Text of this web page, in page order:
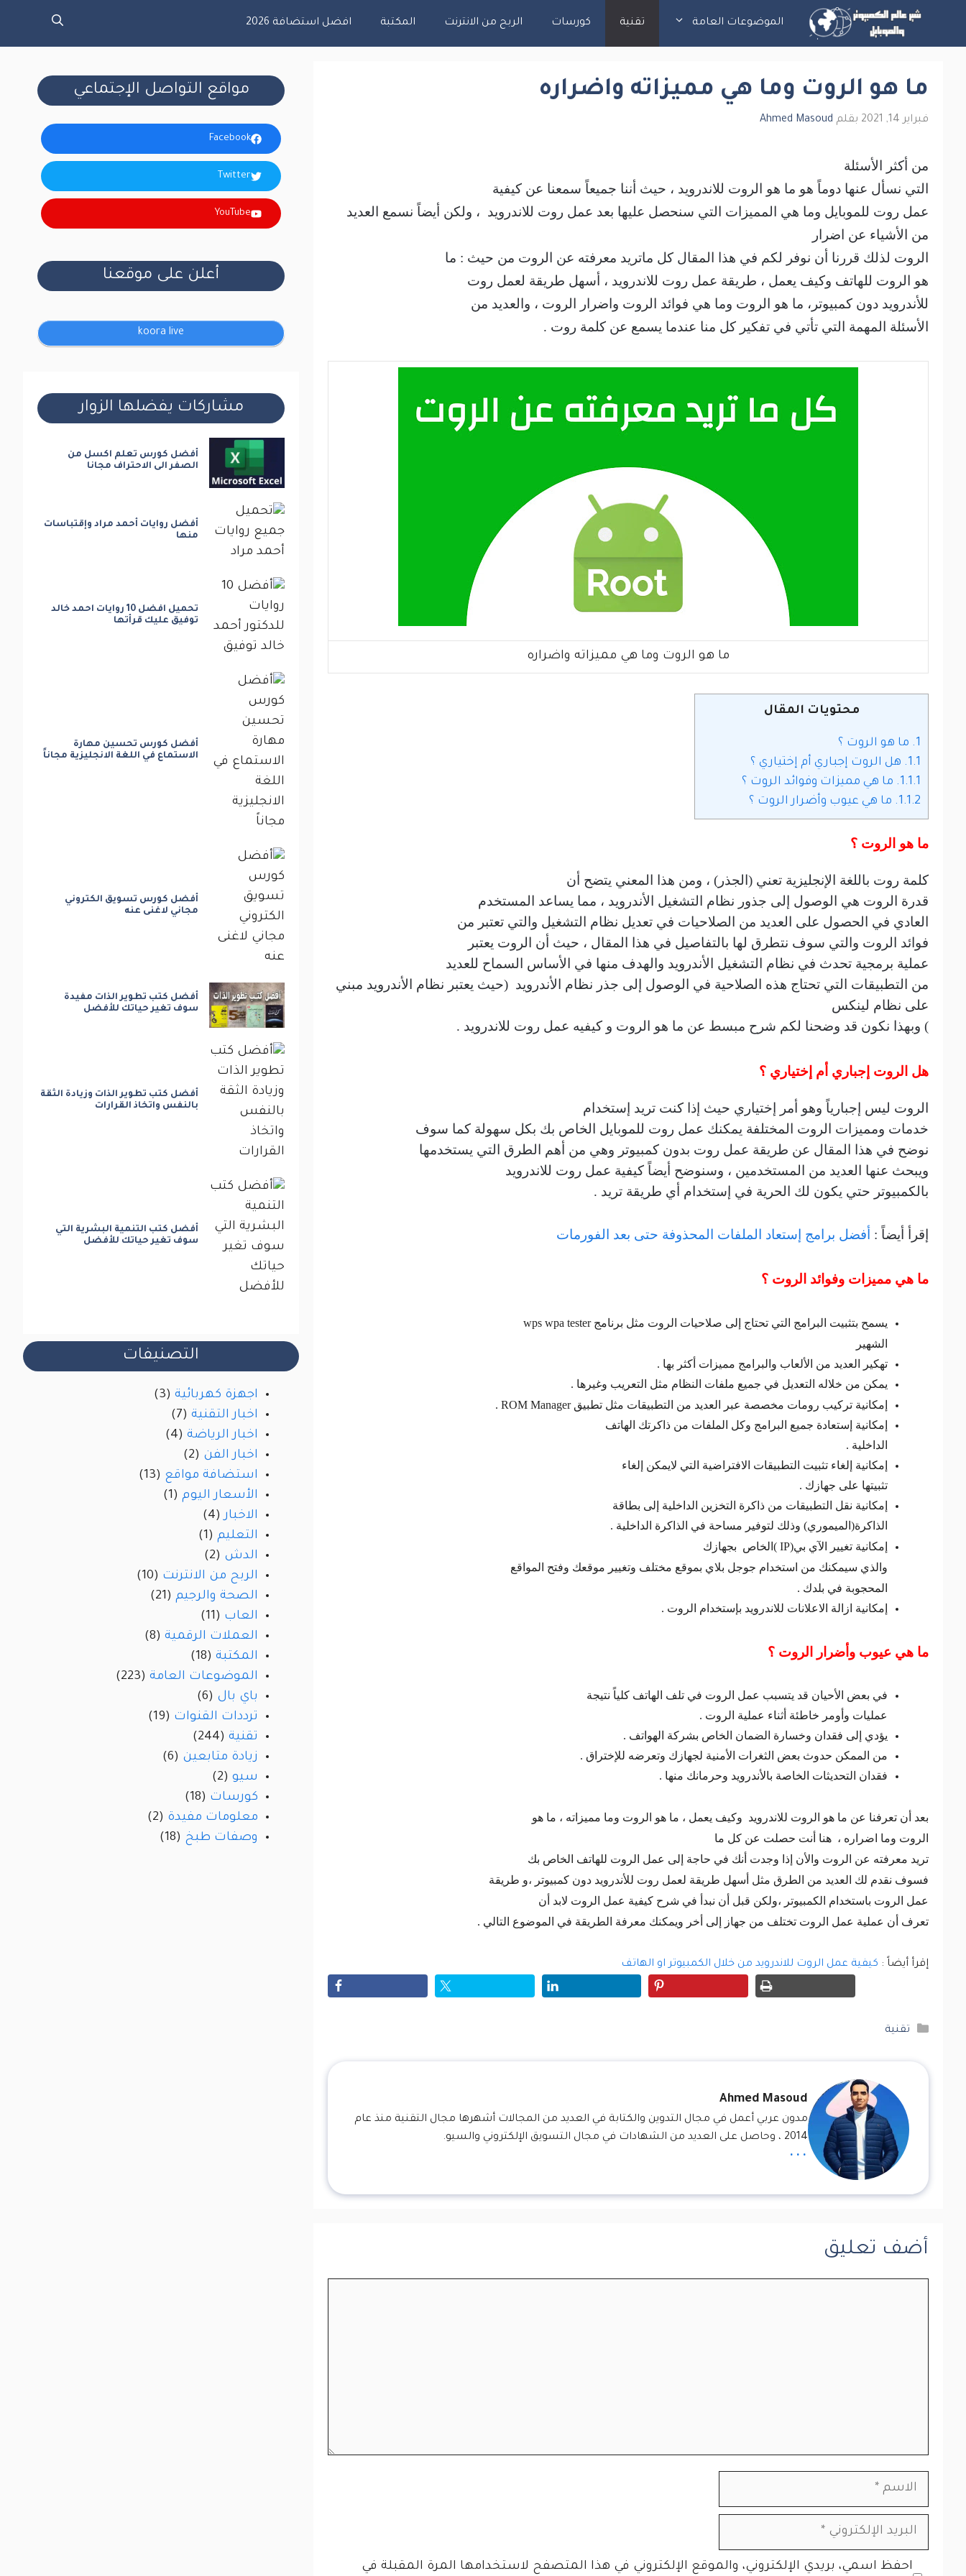
المحتوى
الموضوعات العامة تقنية كورسات الربح من الانترنت المكتبة افضل استضافة 2026
ما هو الروت وما هي مميزاته واضراره
فبراير 14, 2021 بقلم Ahmed Masoud
من أكثر الأسئلة
التي نسأل عنها دوماً هو ما هو الروت للاندرويد ، حيث أننا جميعاً سمعنا عن كيفية
عمل روت للموبايل وما هي المميزات التي سنحصل عليها بعد عمل روت للاندرويد ، ولكن أيضاً نسمع العديد
من الأشياء عن اضرار
الروت لذلك قررنا أن نوفر لكم في هذا المقال كل ماتريد معرفته عن الروت من حيث : ما
هو الروت للهاتف وكيف يعمل ، طريقة عمل روت للاندرويد ، أسهل طريقة لعمل روت
للأندرويد دون كمبيوتر، ما هو الروت وما هي فوائد الروت واضرار الروت ، والعديد من
الأسئلة المهمة التي تأتي في تفكير كل منا عندما يسمع عن كلمة روت .
ما هو الروت وما هي مميزاته واضراره
محتويات المقال
1.
ما هو الروت ؟
1.1.
هل الروت إجباري أم إختياري ؟
1.1.1.
ما هي مميزات وفوائد الروت ؟
1.1.2.
ما هي عيوب وأضرار الروت ؟
ما هو الروت ؟
كلمة روت باللغة الإنجليزية تعني (الجذر) ، ومن هذا المعني يتضح أن
قدرة الروت هي الوصول إلى جذور نظام التشغيل الأندرويد ، مما يساعد المستخدم
العادي في الحصول على العديد من الصلاحيات في تعديل نظام التشغيل والتي تعتبر من
فوائد الروت والتي سوف نتطرق لها بالتفاصيل في هذا المقال ، حيث أن الروت يعتبر
عملية برمجية تحدث في نظام التشغيل الأندرويد والهدف منها في الأساس السماح للعديد
من التطبيقات التي تحتاج هذه الصلاحية في الوصول إلى جذر نظام الأندرويد (حيث يعتبر نظام الأندرويد مبني
على نظام لينكس
) وبهذا نكون قد وضحنا لكم شرح مبسط عن ما هو الروت و كيفيه عمل روت للاندرويد .
هل الروت إجباري أم إختياري ؟
الروت ليس إجبارياً وهو أمر إختياري حيث إذا كنت تريد إستخدام
خدمات ومميزات الروت المختلفة يمكنك عمل روت للموبايل الخاص بك بكل سهولة كما سوف
نوضح في هذا المقال عن طريقة عمل روت بدون كمبيوتر وهي من أهم الطرق التي يستخدمها
ويبحث عنها العديد من المستخدمين ، وسنوضح أيضاً كيفية عمل روت للاندرويد
بالكمبيوتر حتي يكون لك الحرية في إستخدام أي طريقة تريد .
إقرأ أيضاً : أفضل برامج إستعاد الملفات المحذوفة حتى بعد الفورمات
ما هي مميزات وفوائد الروت ؟
يسمح بتثبيت البرامج التي تحتاج إلى صلاحيات الروت مثل برنامجwps wpa tester
الشهير
تهكير العديد من الألعاب والبرامج مميزات أكثر بها .
يمكن من خلاله التعديل في جميع ملفات النظام مثل التعريب وغيرها .
إمكانية تركيب رومات مخصصة عبر العديد من التطبيقات مثل تطبيقROM Manager
.
إمكانية إستعادة جميع البرامج وكل الملفات من ذاكرتك الهاتف
الداخلية .
إمكانية إلغاء تثبيت التطبيقات الافتراضية التي لايمكن إلغاء
تثبيتها على جهازك .
إمكانية نقل التطبيقات من ذاكرة التخزين الداخلية إلى بطاقة
الذاكرة(الميموري) وذلك لتوفير مساحة في الذاكرة الداخلية .
إمكانية تغيير الآي بي(IP )الخاص بجهازك
والذي سيمكنك من استخدام جوجل بلاي بموقع مختلف وتغيير موقعك وفتح المواقع
المحجوبة في بلدك .
إمكانية ازالة الاعلانات للاندرويد بإستخدام الروت .
ما هي عيوب وأضرار الروت ؟
في بعض الأحيان قد يتسبب عمل الروت في تلف الهاتف كلياً نتيجة
عمليات وأومر خاطئة أثناء عملية الروت .
يؤدي إلى فقدان وخسارة الضمان الخاص بشركة الهواتف .
من الممكن حدوث بعض الثغرات الأمنية لجهازك وتعرضه للإختراق .
فقدان التحديثات الخاصة بالأندرويد وحرمانك منها .
بعد أن تعرفنا عن ما هو الروت للاندرويد وكيف يعمل ، ما هو الروت وما مميزاته ، ما هو
الروت وما اضراره ، هنا أنت حصلت عن كل ما
تريد معرفته عن الروت والأن إذا وجدت أنك في حاجة إلى عمل الروت للهاتف الخاص بك
فسوف نقدم لك العديد من الطرق مثل أسهل طريقة لعمل روت للأندرويد دون كمبيوتر ،و طريقة
عمل الروت باستخدام الكمبيوتر ،ولكن قبل أن نبدأ في شرح كيفية عمل الروت لابد أن
تعرف أن عملية عمل الروت تختلف من جهاز إلى أخر ويمكنك معرفة الطريقة في الموضوع التالي .
إقرأ أيضاً : كيفية عمل الروت للاندرويد من خلال الكمبيوتر او الهاتف
التصنيفات
تقنية
Ahmed Masoud
مدون عربي أعمل في مجال التدوين والكتابة في العديد من المجالات أشهرها مجال التقنية منذ عام
2014 ، وحاصل على العديد من الشهادات في مجال التسويق الإلكتروني والسيو.
...
أضف تعليق
الاسم
البريد
الموقع
احفظ اسمي، بريدي الإلكتروني، والموقع الإلكتروني في هذا المتصفح لاستخدامها المرة المقبلة في
مواقع التواصل الإجتماعي
Facebook
Twitter
YouTube
أعلن على موقعنا
koora live
مشاركات يفضلها الزوار
أفضل كورس تعلم اكسل من
الصفر الى الاحتراف مجانا
أفضل روايات أحمد مراد وإقتباسات
منها
تحميل افضل 10 روايات احمد خالد
توفيق عليك قرأتها
أفضل كورس تحسين مهارة
الاستماع في اللغة الانجليزية مجاناً
أفضل كورس تسويق الكتروني
مجاني لاغنى عنه
أفضل كتب تطوير الذات مفيدة
سوف تغير حياتك للأفضل
أفضل كتب تطوير الذات وزيادة الثقة
بالنفس واتخاذ القرارات
أفضل كتب التنمية البشرية التي
سوف تغير حياتك للأفضل
التصنيفات
اجهزة كهربائية (3)
اخبار التقنية (7)
اخبار الرياضة (4)
اخبار الفن (2)
استضافة مواقع (13)
الأسعار اليوم (1)
الاخبار(4)
التعليم (1)
الدش (2)
الربح من الانترنت (10)
الصحة والرجيم (21)
العاب (11)
العملات الرقمية (8)
المكتبة (18)
الموضوعات العامة (223)
باي بال (6)
ترددات القنوات (19)
تقنية (244)
زيادة متابعين (6)
سيو (2)
كورسات (18)
معلومات مفيدة (2)
وصفات طبخ (18)